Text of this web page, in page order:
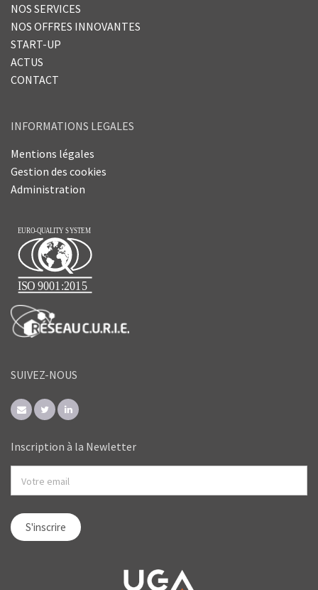
NOS SERVICES
NOS OFFRES INNOVANTES
START-UP
ACTUS
CONTACT
INFORMATIONS LEGALES
Mentions légales
Gestion des cookies
Administration
SUIVEZ-NOUS
Inscription à la Newletter